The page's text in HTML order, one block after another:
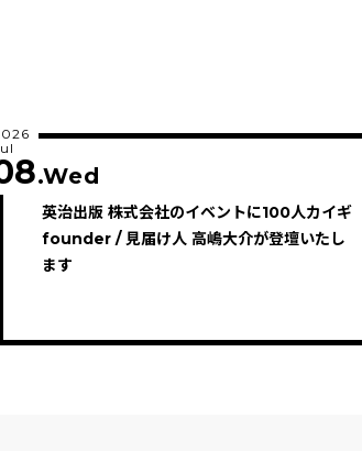
英治出版 株式会社のイベントに100人カイギ
founder / 見届け人 高嶋大介が登壇いたし
ます
.Wed